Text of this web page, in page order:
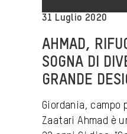
31 Luglio 2020
AHMAD,
SOGNA DI
GRANDE
Giordania,
Zaatari Ahmad è